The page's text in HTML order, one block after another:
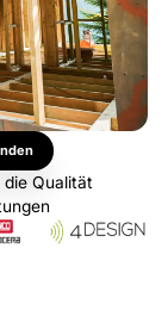
die Qualität